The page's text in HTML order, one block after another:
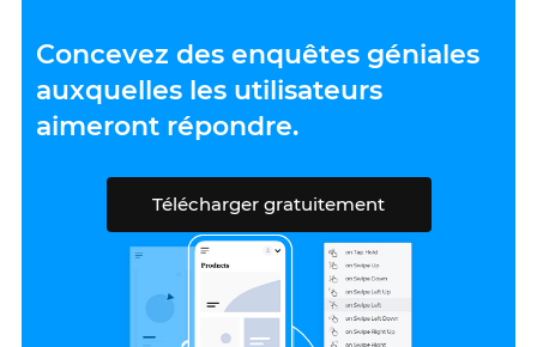
Concevez des enquêtes géniales
auxquelles les utilisateurs
aimeront répondre.
Télécharger gratuitement